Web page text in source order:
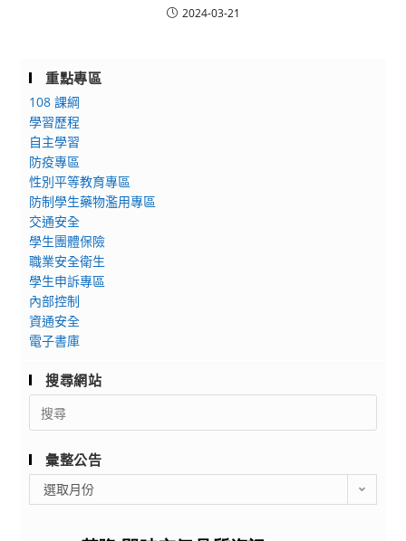
2024-03-21
重點專區
108 課綱
學習歷程
自主學習
防疫專區
性別平等教育專區
防制學生藥物濫用專區
交通安全
學生團體保險
職業安全衛生
學生申訴專區
內部控制
資通安全
電子書庫
搜尋網站
Search
for:
彙整公告
整
選取月份